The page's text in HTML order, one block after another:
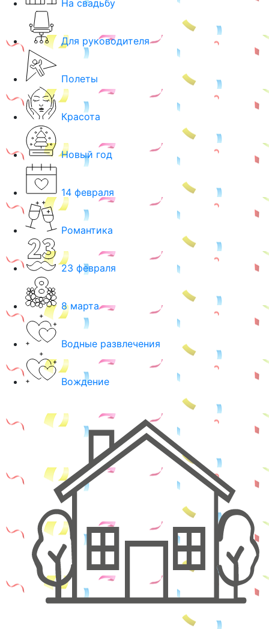
На свадьбу
Для руководителя
Полеты
Красота
Новый год
14 февраля
Романтика
23 февраля
8 марта
Водные развлечения
Вождение